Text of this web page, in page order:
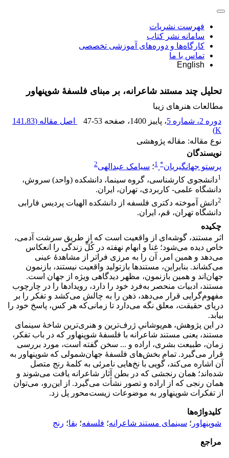
فهرست نشریات
سامانه نشر کتاب
کارگاه‌ها و دوره‌های آموزشی تخصصی
تماس با ما
English
تحلیل چند مستند شاعرانه، بر مبنای فلسفۀ شوپنهاور
مطالعات هنرهای زیبا
دوره 2، شماره 5
، پاییز 1400 ، صفحه 47-53 اصل مقاله (141.83
K
)
نوع مقاله: مقاله پژوهشی
نویسندگان
پرستو جهانگیریان*
1؛ سیامک عبدالهی2
1دانشجوی کارشناسی، گروه سینما، دانشکده (واحد) سروش،
دانشگاه علمی‌- کاربردی، تهران، ایران.
2دانش آموخته دکتری فلسفه از دانشکده الهیات پردیس فارابی
دانشگاه تهران، قم، ایران.
چکیده
اثر مستند، گوشه‌ای از واقعیت است که از طریق سرشت آدمی،
خاص دیده می‌شود؛ غنا و ابهام نهفته در کُلِّ زندگی را انعکاس
می‌دهد و همین امر، آن را به مرزی فراتر از مشاهدۀ عینی
می‌کشاند. بنابراین، مستندها بازتولید واقعیت نیستند، بازنمون
جهان‌اند و همین بازنمون، مظهر دیدگاهی ویژه از جهان است.
مستند، ادبیات منحصر به‌فرد خود را دارد، رویدادها را در چارچوب
مفهوم‌گرایی قرار می‌دهد، ذهن را به چالش می‌کشد و تفکر را بر
دریای حقیقت، معلق نگه می‌دارد تا زمانی‌که هر کس، پاسخ خود را
بیابد.
در این پژوهش، هم‌پوشانیِ ژرف‌ترین و هنری‌ترین شاخۀ سینمای
مستند، یعنی مستند شاعرانه با فلسفۀ شوپنهاور که در باب تفکر،
زمان، طبیعت بشری، اراده و ... سخن گفته است، مورد بررسی
قرار می‌گیرد. تمام بخش‌های فلسفۀ جهان‌شمولی که شوپنهاور به
آن اشاره می‌کند، گویی با نخ‌هایی نامرئی به کلمۀ رنج متصل
شده‌اند؛ همان رنجشی که در بطن آثار شاعرانه یافت می‌شوند و
همان رنجی که از اراده و تصور نشأت می‌گیرد. از این‌رو، می‌توان
از تفکرات شوپنهاور به موضوعات زیست‌محور پل زد.
کلیدواژه‌ها
شوپنهاور ؛ سینمای مستند شاعرانه؛ فلسفه؛ بقا؛ رنج
مراجع